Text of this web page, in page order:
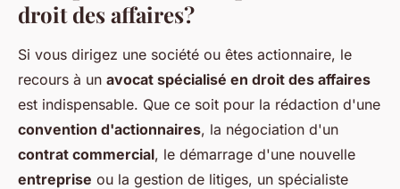
droit des affaires?
Si vous dirigez une société ou êtes actionnaire, le
recours à un avocat spécialisé en droit des affaires
est indispensable. Que ce soit pour la rédaction d'une
convention d'actionnaires, la négociation d'un
contrat commercial, le démarrage d'une nouvelle
entreprise ou la gestion de litiges, un spécialiste